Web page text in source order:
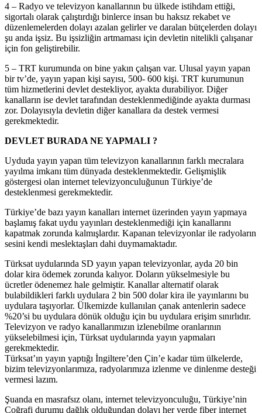
4 – Radyo ve televizyon kanallarının bu ülkede istihdam ettiği,
sigortalı olarak çalıştırdığı binlerce insan bu haksız rekabet ve
düzenlemelerden dolayı azalan gelirler ve daralan bütçelerden dolayı
şu anda işsiz. Bu işsizliğin artmaması için devletin nitelikli çalışanar
için fon geliştirebilir.
5 – TRT kurumunda on bine yakın çalışan var. Ulusal yayın yapan
bir tv’de, yayın yapan kişi sayısı, 500- 600 kişi. TRT kurumunun
tüm hizmetlerini devlet destekliyor, ayakta durabiliyor. Diğer
kanalların ise devlet tarafından desteklenmediğinde ayakta durması
zor. Dolayısıyla devletin diğer kanallara da destek vermesi
gerekmektedir.
DEVLET BURADA NE YAPMALI ?
Uyduda yayın yapan tüm televizyon kanallarının farklı mecralara
yayılma imkanı tüm dünyada desteklenmektedir. Gelişmişlik
göstergesi olan internet televizyonculuğunun Türkiye’de
desteklenmesi gerekmektedir.
Türkiye’de bazı yayın kanalları internet üzerinden yayın yapmaya
başlamış fakat uydu yayınları desteklenmediği için kanallarını
kapatmak zorunda kalmışlardır. Kapanan televizyonlar ile radyoların
sesini kendi meslektaşları dahi duymamaktadır.
Türksat uydularında SD yayın yapan televizyonlar, ayda 20 bin
dolar kira ödemek zorunda kalıyor. Doların yükselmesiyle bu
ücretler ödenemez hale gelmiştir. Kanallar alternatif olarak
bulabildikleri farklı uydulara 2 bin 500 dolar kira ile yayınlarını bu
uydulara taşıyorlar. Ülkemizde kullanılan çanak antenlerin sadece
%20’si bu uydulara dönük olduğu için bu uydulara erişim sınırlıdır.
Televizyon ve radyo kanallarımızın izlenebilme oranlarının
yükselebilmesi için, Türksat uydularında yayın yapmaları
gerekmektedir.
Türksat’ın yayın yaptığı İngiltere’den Çin’e kadar tüm ülkelerde,
bizim televizyonlarımıza, radyolarımıza izlenme ve dinlenme desteği
vermesi lazım.
Şuanda en masrafsız olanı, internet televizyonculuğu, Türkiye’nin
Coğrafi durumu dağlık olduğundan dolayı her yerde fiber internet